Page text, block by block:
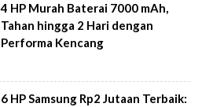
4 HP Murah Baterai 7000 mAh,
Tahan hingga 2 Hari dengan
Performa Kencang
6 HP Samsung Rp2 Jutaan Terbaik: